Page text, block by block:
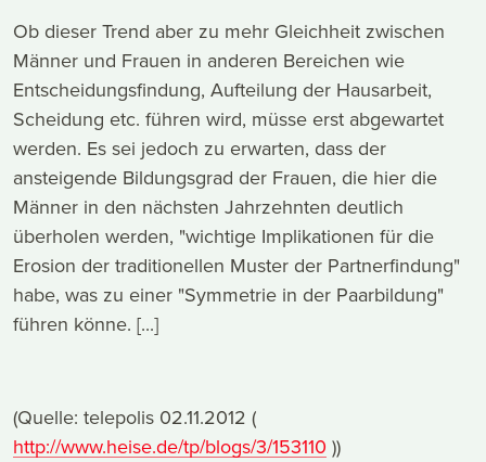
Ob dieser Trend aber zu mehr Gleichheit zwischen
Männer und Frauen in anderen Bereichen wie
Entscheidungsfindung, Aufteilung der Hausarbeit,
Scheidung etc. führen wird, müsse erst abgewartet
werden. Es sei jedoch zu erwarten, dass der
ansteigende Bildungsgrad der Frauen, die hier die
Männer in den nächsten Jahrzehnten deutlich
überholen werden, "wichtige Implikationen für die
Erosion der traditionellen Muster der Partnerfindung"
habe, was zu einer "Symmetrie in der Paarbildung"
führen könne. [...]
(Quelle: telepolis 02.11.2012 (
http://www.heise.de/tp/blogs/3/153110 ))